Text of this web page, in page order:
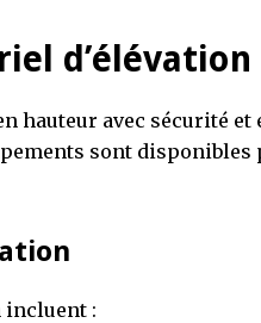
d’élévation
hauteur avec sécurité et
sont disponibles
incluent :